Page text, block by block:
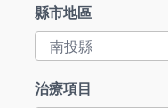
縣市地區
治療項目